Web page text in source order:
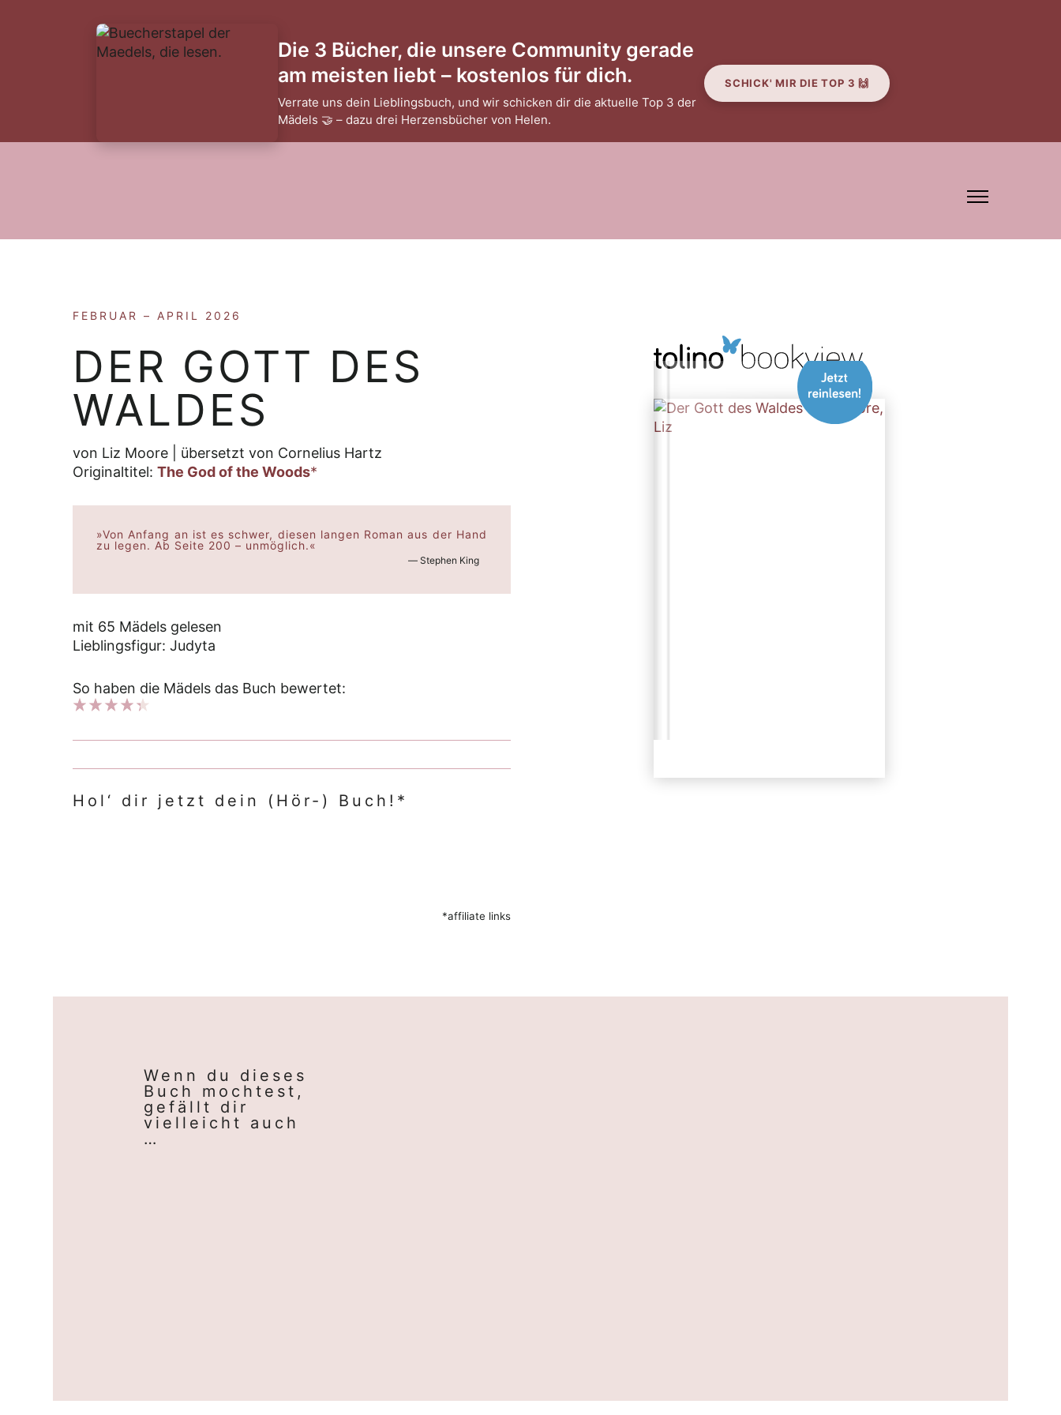
Die 3 Bücher, die unsere Community gerade
am meisten liebt – kostenlos für dich.
Verrate uns dein Lieblingsbuch, und wir schicken dir die aktuelle Top 3 der
Mädels 🤝 – dazu drei Herzensbücher von Helen.
SCHICK' MIR DIE TOP 3 🙌
FEBRUAR – APRIL 2026
DER GOTT DES
WALDES
von Liz Moore | übersetzt von Cornelius Hartz
Originaltitel: The God of the Woods*
»Von Anfang an ist es schwer, diesen langen Roman aus der Hand
zu legen. Ab Seite 200 – unmöglich.«
― Stephen King
mit 65 Mädels gelesen
Lieblingsfigur: Judyta
So haben die Mädels das Buch bewertet:
Hol‘ dir jetzt dein (Hör-) Buch!*
*affiliate links
Wenn du dieses
Buch mochtest,
gefällt dir
vielleicht auch
…